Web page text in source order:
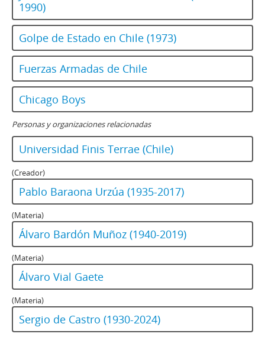
1990)
Golpe de Estado en Chile (1973)
Fuerzas Armadas de Chile
Chicago Boys
Personas y organizaciones relacionadas
Universidad Finis Terrae (Chile)
(Creador)
Pablo Baraona Urzúa (1935-2017)
(Materia)
Álvaro Bardón Muñoz (1940-2019)
(Materia)
Álvaro Vial Gaete
(Materia)
Sergio de Castro (1930-2024)